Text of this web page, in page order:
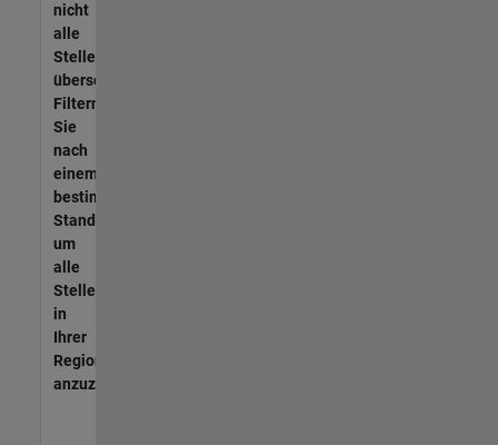
nicht
alle
Stellen
übersetzt.
Filtern
Sie
nach
einem
bestimmten
Standort,
um
alle
Stellenangebote
in
Ihrer
Region
anzuzeigen.